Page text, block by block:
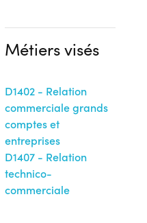
Métiers visés
D1402 - Relation
commerciale grands
comptes et
entreprises
D1407 - Relation
technico-
commerciale